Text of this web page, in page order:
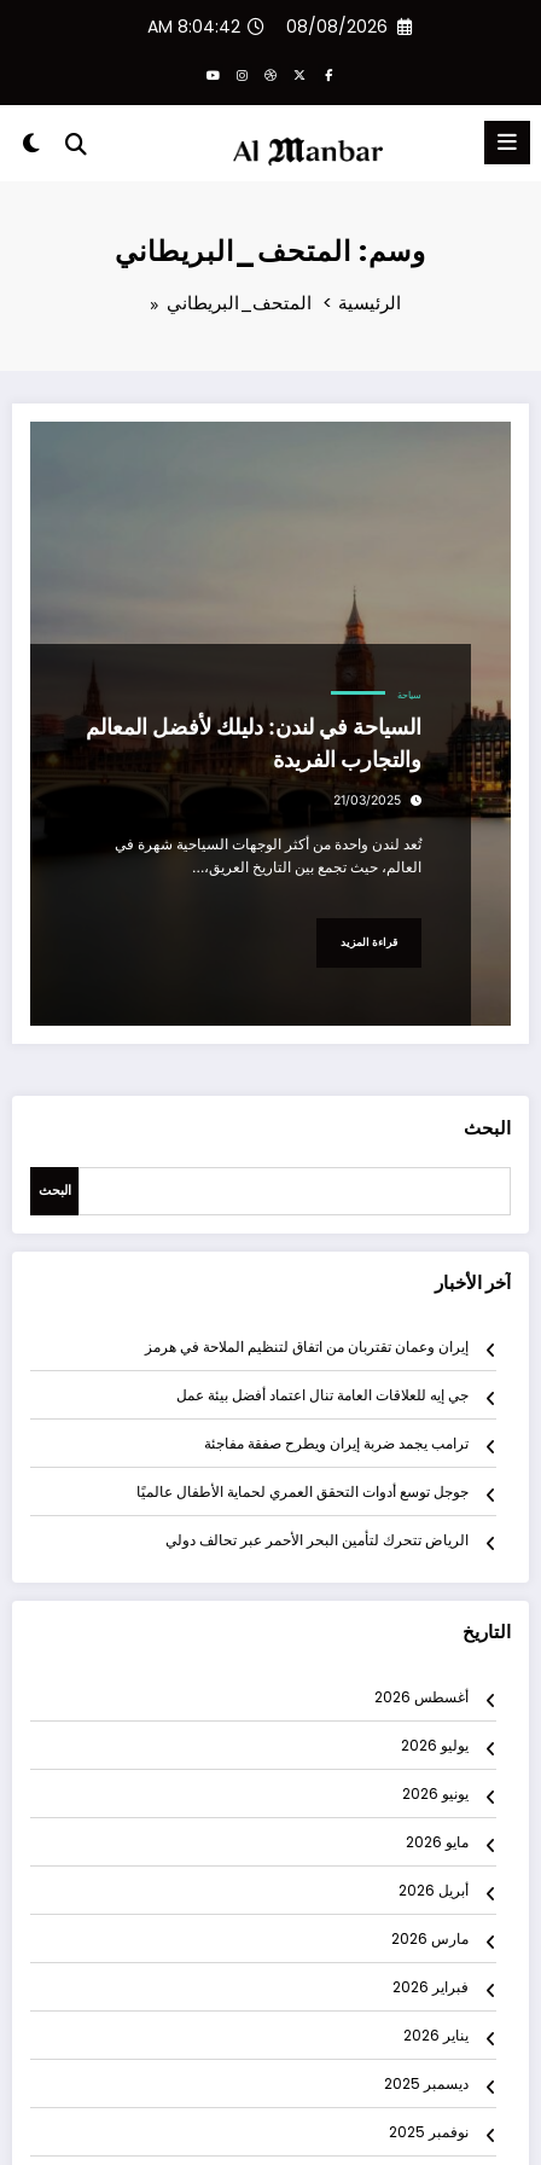
08/08/2026
8:04:42 AM
وسم: المتحف_البريطاني
الرئيسية المتحف_البريطاني
سياحة
السياحة في لندن: دليلك لأفضل المعالم
والتجارب الفريدة
21/03/2025
تُعد لندن واحدة من أكثر الوجهات السياحية شهرة في
العالم، حيث تجمع بين التاريخ العريق،…
قراءة المزيد
البحث
البحث
آخر الأخبار
إيران وعمان تقتربان من اتفاق لتنظيم الملاحة في هرمز
جي إيه للعلاقات العامة تنال اعتماد أفضل بيئة عمل
ترامب يجمد ضربة إيران ويطرح صفقة مفاجئة
جوجل توسع أدوات التحقق العمري لحماية الأطفال عالميًا
الرياض تتحرك لتأمين البحر الأحمر عبر تحالف دولي
التاريخ
أغسطس 2026
يوليو 2026
يونيو 2026
مايو 2026
أبريل 2026
مارس 2026
فبراير 2026
يناير 2026
ديسمبر 2025
نوفمبر 2025